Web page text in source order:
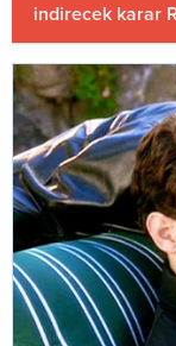
indirecek karar